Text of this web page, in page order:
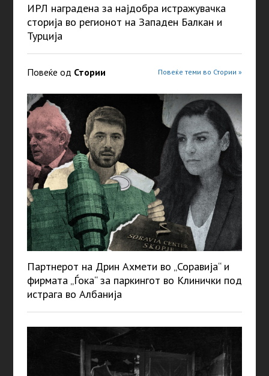
ИРЛ наградена за најдобра истражувачка
сторија во регионот на Западен Балкан и
Турција
Повеќе од Стории Повеќе теми во Стории »
Партнерот на Дрин Ахмети во „Соравија“ и
фирмата „Ѓока“ за паркингот во Клинички под
истрага во Албанија